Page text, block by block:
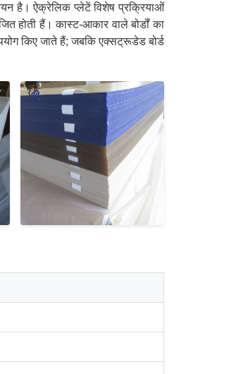
है। ऐक्रेलिक प्लेटें विशेष प्रक्रियाओं
होती हैं। कास्ट-आकार वाले बोर्डों का
किए जाते हैं; जबकि एक्सट्रूडेड बोर्ड